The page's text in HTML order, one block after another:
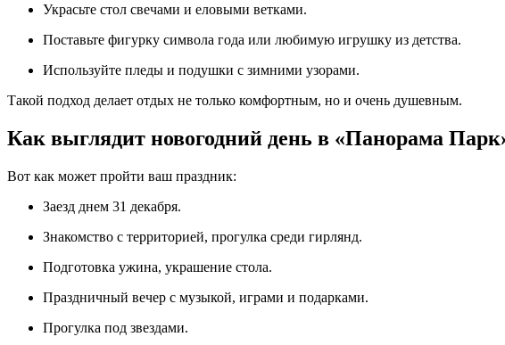
Украсьте стол свечами и еловыми ветками.
Поставьте фигурку символа года или любимую игрушку из детства.
Используйте пледы и подушки с зимними узорами.
Такой подход делает отдых не только комфортным, но и очень душевным.
Как выглядит новогодний день в «Панорама
Вот как может пройти ваш праздник:
Заезд днем 31 декабря.
Знакомство с территорией, прогулка среди гирлянд.
Подготовка ужина, украшение стола.
Праздничный вечер с музыкой, играми и подарками.
Прогулка под звездами.